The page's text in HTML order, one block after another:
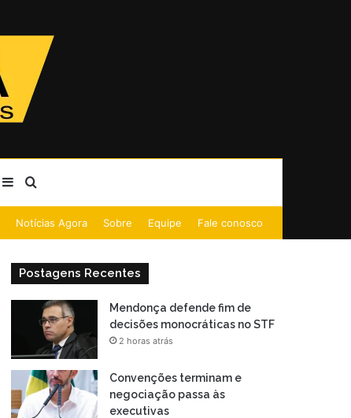
Barra Lateral
Notícias Agora Sobre Equipe Fale conosco
Postagens Recentes
Mendonça defende fim de
decisões monocráticas no STF
2 horas atrás
Convenções terminam e
negociação passa às
executivas